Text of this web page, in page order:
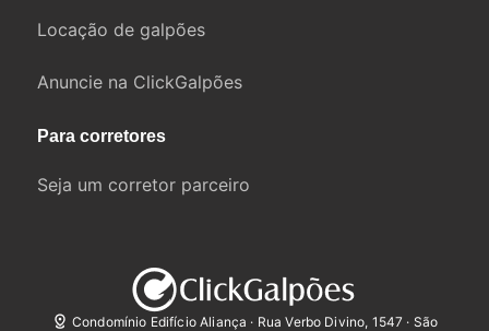
Locação de galpões
Anuncie na ClickGalpões
Para corretores
Seja um corretor parceiro
Condomínio Edifício Aliança · Rua Verbo Divino, 1547 · São